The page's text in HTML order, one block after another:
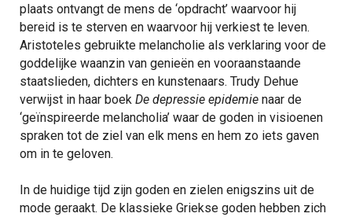
plaats ontvangt de mens de ‘opdracht’ waarvoor hij
bereid is te sterven en waarvoor hij verkiest te leven.
Aristoteles gebruikte melancholie als verklaring voor de
goddelijke waanzin van genieën en vooraanstaande
staatslieden, dichters en kunstenaars. Trudy Dehue
verwijst in haar boek De depressie epidemie naar de
‘geïnspireerde melancholia’ waar de goden in visioenen
spraken tot de ziel van elk mens en hem zo iets gaven
om in te geloven.
In de huidige tijd zijn goden en zielen enigszins uit de
mode geraakt. De klassieke Griekse goden hebben zich